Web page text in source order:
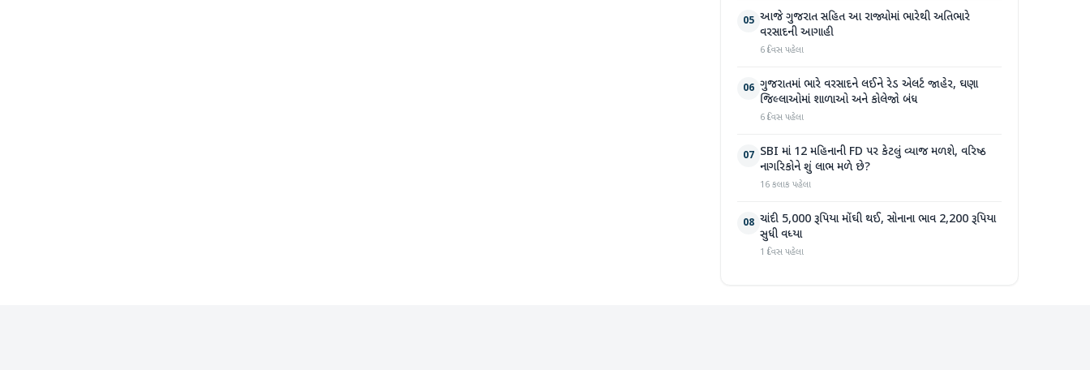
05 આજે ગુજરાત સહિત આ રાજ્યોમાં ભારેથી અતિભારે
વરસાદની આગાહી
6 દિવસ પહેલા
06 ગુજરાતમાં ભારે વરસાદને લઈને રેડ એલર્ટ જાહેર, ઘણા
જિલ્લાઓમાં શાળાઓ અને કોલેજો બંધ
6 દિવસ પહેલા
07 SBI માં 12 મહિનાની FD પર કેટલું વ્યાજ મળશે, વરિષ્ઠ
નાગરિકોને શું લાભ મળે છે?
16 કલાક પહેલા
08 ચાંદી 5,000 રૂપિયા મોંઘી થઈ, સોનાના ભાવ 2,200 રૂપિયા
સુધી વધ્યા
1 દિવસ પહેલા